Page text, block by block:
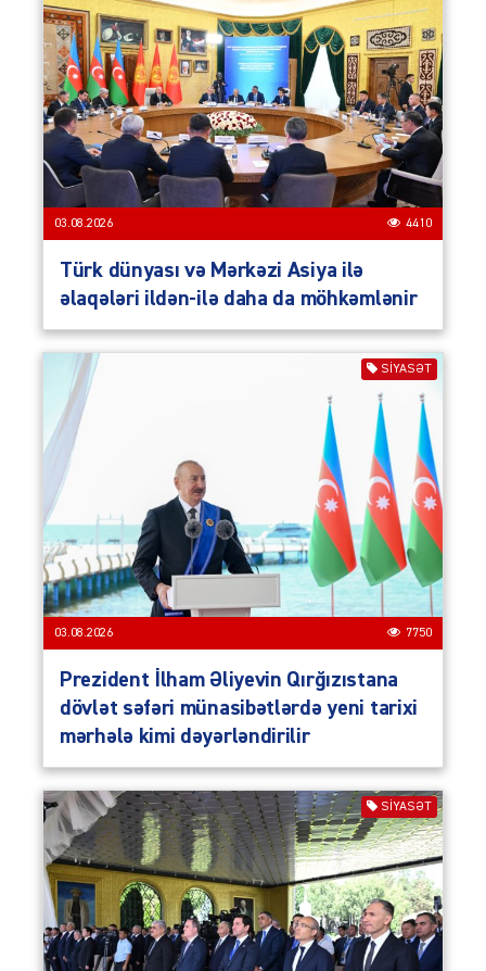
03.08.2026 4410
Türk dünyası və Mərkəzi Asiya ilə
əlaqələri ildən-ilə daha da möhkəmlənir
SIYASƏT
03.08.2026 7750
Prezident İlham Əliyevin Qırğızıstana
dövlət səfəri münasibətlərdə yeni tarixi
mərhələ kimi dəyərləndirilir
SIYASƏT